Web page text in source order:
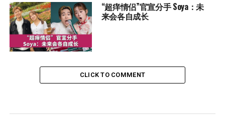
“超痒情侣”官宣分手 Soya：未
来会各自成长
CLICK TO COMMENT